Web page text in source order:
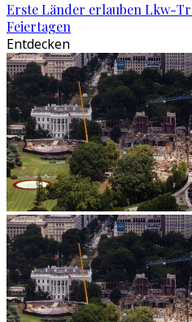
Erste Länder erlauben Lkw-
Feiertagen
Entdecken